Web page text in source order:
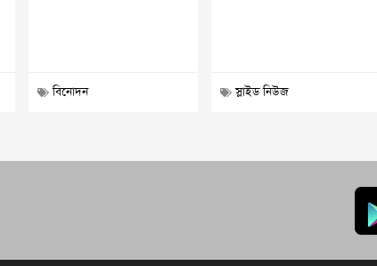
বিনোদন স্লাইড নিউজ